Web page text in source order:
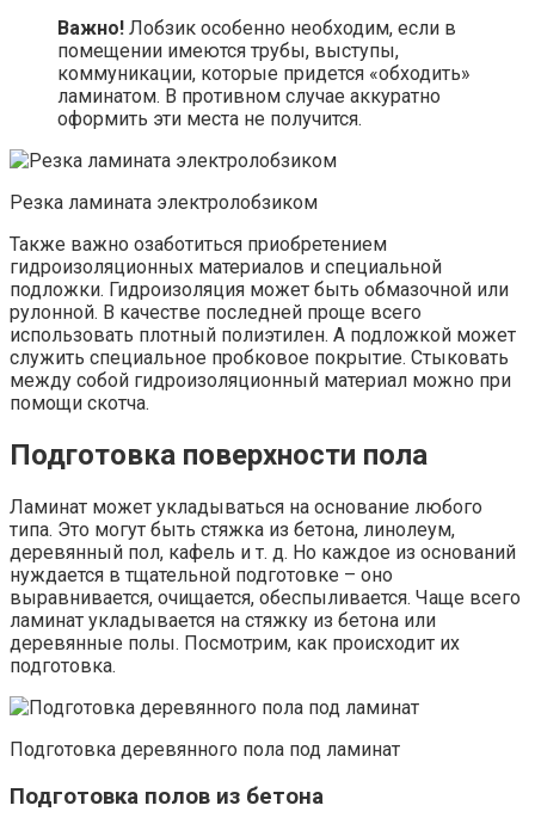
Важно! Лобзик особенно необходим, если в
помещении имеются трубы, выступы,
коммуникации, которые придется «обходить»
ламинатом. В противном случае аккуратно
оформить эти места не получится.
Резка ламината электролобзиком
Также важно озаботиться приобретением
гидроизоляционных материалов и специальной
подложки. Гидроизоляция может быть обмазочной или
рулонной. В качестве последней проще всего
использовать плотный полиэтилен. А подложкой может
служить специальное пробковое покрытие. Стыковать
между собой гидроизоляционный материал можно при
помощи скотча.
Подготовка поверхности пола
Ламинат может укладываться на основание любого
типа. Это могут быть стяжка из бетона, линолеум,
деревянный пол, кафель и т. д. Но каждое из оснований
нуждается в тщательной подготовке – оно
выравнивается, очищается, обеспыливается. Чаще всего
ламинат укладывается на стяжку из бетона или
деревянные полы. Посмотрим, как происходит их
подготовка.
Подготовка деревянного пола под ламинат
Подготовка полов из бетона